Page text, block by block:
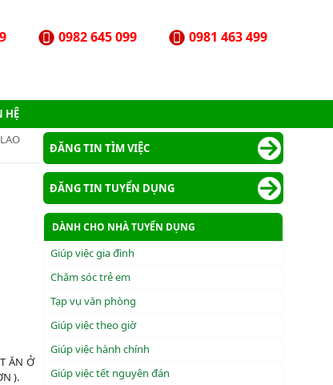
0981 463 499
0982 645 099
HỆ
ĂN Ở
).
ĐĂNG TIN TÌM VIỆC
ĐĂNG TIN TUYỂN DỤNG
DÀNH CHO NHÀ TUYỂN DỤNG
Giúp việc gia đình
Chăm sóc trẻ em
Tạp vụ văn phòng
Giúp việc theo giờ
Giúp việc hành chính
Giúp việc tết nguyên đán